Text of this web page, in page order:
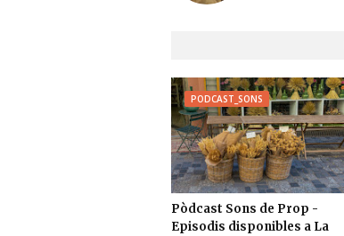
PODCAST_SONS
Pòdcast Sons de Prop -
Episodis disponibles a La